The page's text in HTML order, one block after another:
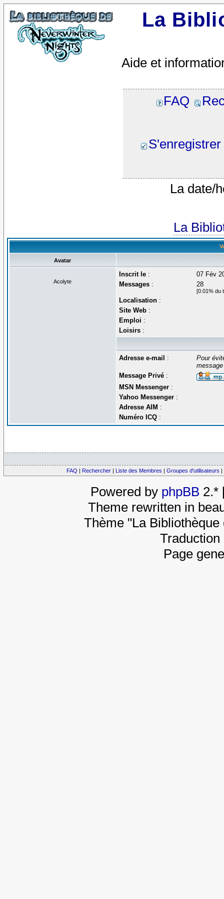
La
Aide et
FAQ
S'enregistrer
La date/
La
Avatar
Acolyte
Inscrit le:
07 Fév
Messages: 28
[0.01% du
Localisation:
Site Web:
Emploi :
Loisirs:
Adresse e-mail :
Pour
Message Privé:
MSN Messenger:
Yahoo Messenger:
Adresse AIM :
Numéro ICQ:
FAQ | Rechercher | Liste des Membres | Groupes d'utilisateurs |
Powered by phpBB 2.*
Theme rewritten in
Thème "La
Page